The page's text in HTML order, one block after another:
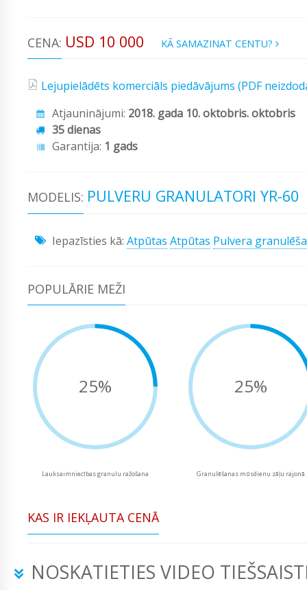
CENA: USD 10 000 KĀ SAMAZINAT CENTU?
Lejupielādēts komerciāls piedāvājums (PDF
Atjauninājumi: 2018. gada 10. oktobris. oktobris
35 dienas
Garantija: 1 gads
MODELIS: PULVERU GRANULATORI YR-60
Iepazīsties kā: Atpūtas Atpūtas Pulvera
POPULĀRIE MEŽI
25%
Lauksaimniecības granulu ražošana
25%
Granulēšanas mūsdienu zāļu rajonā
KAS IR IEKĻAUTA CENĀ
NOSKATIETIES VIDEO